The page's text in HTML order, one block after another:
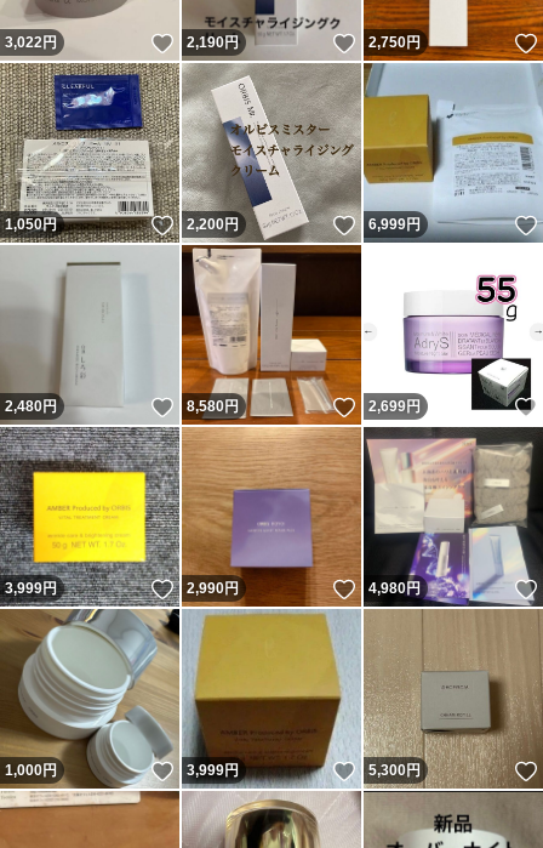
3,022円 いいね！
2,190円 いいね！
2,750円
1,050円 いいね！
2,200円 いいね！
6,999円
2,480円 いいね！
8,580円 いいね！
2,699円
3,999円 いいね！
2,990円 いいね！
4,980円
1,000円 いいね！
3,999円 いいね！
5,300円